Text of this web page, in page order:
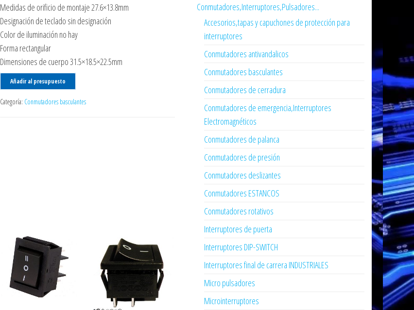
Medidas de orificio de montaje 27.6×13.8mm
Designación de teclado sin designación
Color de iluminación no hay
Forma rectangular
Dimensiones de cuerpo 31.5×18.5×22.5mm
Añadir al presupuesto
Categoría: Conmutadores basculantes
Conmutadores,Interruptores,Pulsadores...
Accesorios,tapas y capuchones de protección para
interruptores
Conmutadores antivandalicos
Conmutadores basculantes
Conmutadores de cerradura
Conmutadores de emergencia,Interruptores
Electromagnéticos
Conmutadores de palanca
Conmutadores de presión
Conmutadores deslizantes
Conmutadores ESTANCOS
Conmutadores rotativos
Interruptores de puerta
Interruptores DIP-SWITCH
Interruptores final de carrera INDUSTRIALES
Micro pulsadores
Microinterruptores